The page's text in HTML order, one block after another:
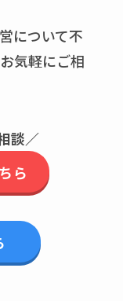
について不
気軽にご相
談／
ら